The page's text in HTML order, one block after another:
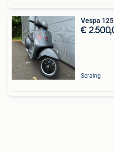
Vespa
€
Seraing